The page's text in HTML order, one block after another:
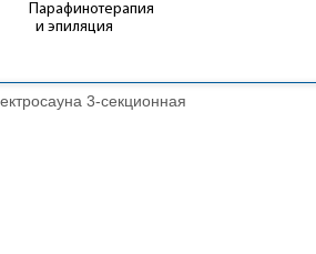
Парафинотерапия
и эпиляция
3-секционная